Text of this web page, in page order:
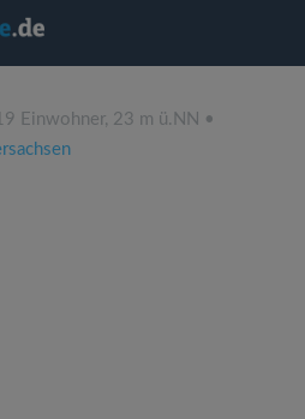
Einwohner, 23 m ü.NN •